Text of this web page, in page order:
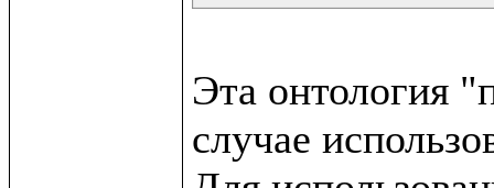
Эта онтология
случае